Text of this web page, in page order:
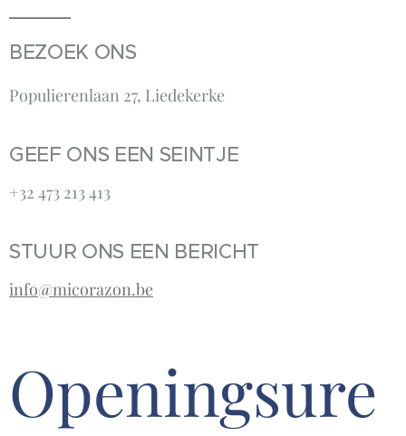
BEZOEK ONS
Populierenlaan 27, Liedekerke
GEEF ONS EEN SEINTJE
+32 473 213 413‬
STUUR ONS EEN BERICHT
info@micorazon.be
Openingsure